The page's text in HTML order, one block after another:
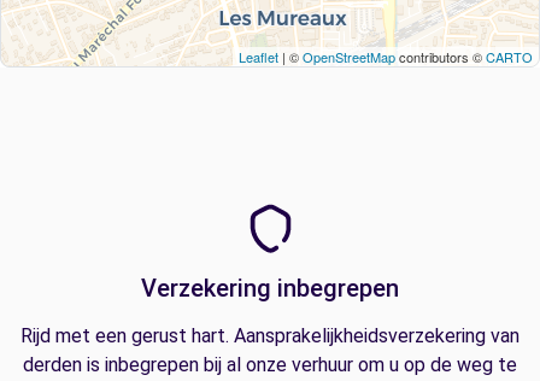
Leaflet | ©OpenStreetMapcontributors ©CARTO
Verzekering inbegrepen
Rijd met een gerust hart. Aansprakelijkheidsverzekering van
derden is inbegrepen bij al onze verhuur om u op de weg te